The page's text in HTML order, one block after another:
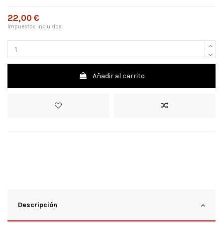
22,00 €
Impuestos incluidos
Añadir al carrito
Descripción